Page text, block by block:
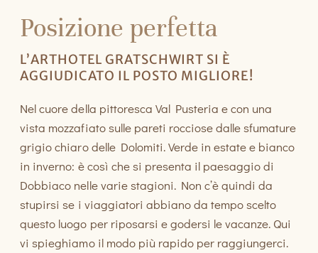
Posizione perfetta
L’ARTHOTEL GRATSCHWIRT SI È
AGGIUDICATO IL POSTO MIGLIORE!
Nel cuore della pittoresca Val Pusteria e con una
vista mozzafiato sulle pareti rocciose dalle sfumature
grigio chiaro delle Dolomiti. Verde in estate e bianco
in inverno: è così che si presenta il paesaggio di
Dobbiaco nelle varie stagioni. Non c’è quindi da
stupirsi se i viaggiatori abbiano da tempo scelto
questo luogo per riposarsi e godersi le vacanze. Qui
vi spieghiamo il modo più rapido per raggiungerci.